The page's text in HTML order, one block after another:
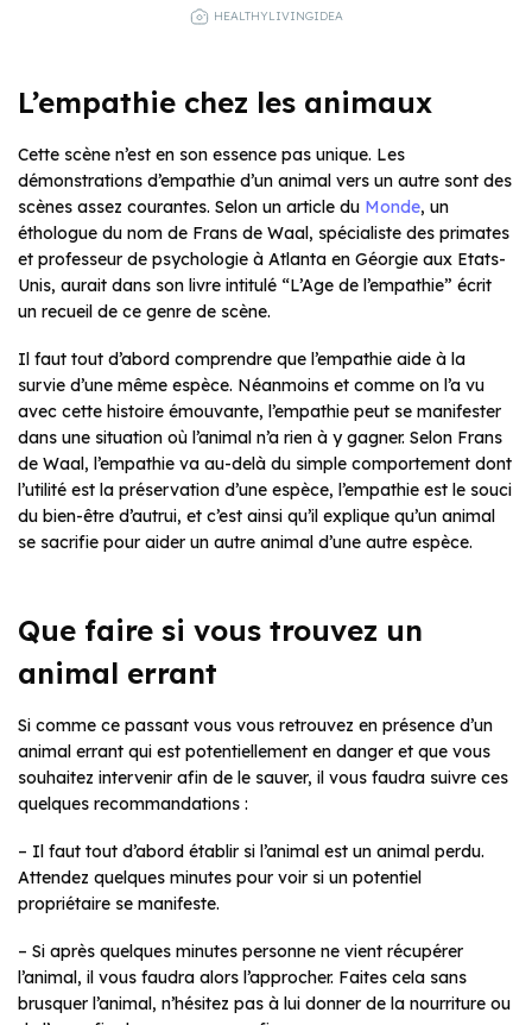
HEALTHYLIVINGIDEA
L’empathie chez les animaux
Cette scène n’est en son essence pas unique. Les
démonstrations d’empathie d’un animal vers un autre sont des
scènes assez courantes. Selon un article du Monde, un
éthologue du nom de Frans de Waal, spécialiste des primates
et professeur de psychologie à Atlanta en Géorgie aux Etats-
Unis, aurait dans son livre intitulé “L’Age de l’empathie” écrit
un recueil de ce genre de scène.
Il faut tout d’abord comprendre que l’empathie aide à la
survie d’une même espèce. Néanmoins et comme on l’a vu
avec cette histoire émouvante, l’empathie peut se manifester
dans une situation où l’animal n’a rien à y gagner. Selon Frans
de Waal, l’empathie va au-delà du simple comportement dont
l’utilité est la préservation d’une espèce, l’empathie est le souci
du bien-être d’autrui, et c’est ainsi qu’il explique qu’un animal
se sacrifie pour aider un autre animal d’une autre espèce.
Que faire si vous trouvez un
animal errant
Si comme ce passant vous vous retrouvez en présence d’un
animal errant qui est potentiellement en danger et que vous
souhaitez intervenir afin de le sauver, il vous faudra suivre ces
quelques recommandations :
– Il faut tout d’abord établir si l’animal est un animal perdu.
Attendez quelques minutes pour voir si un potentiel
propriétaire se manifeste.
– Si après quelques minutes personne ne vient récupérer
l’animal, il vous faudra alors l’approcher. Faites cela sans
brusquer l’animal, n’hésitez pas à lui donner de la nourriture ou